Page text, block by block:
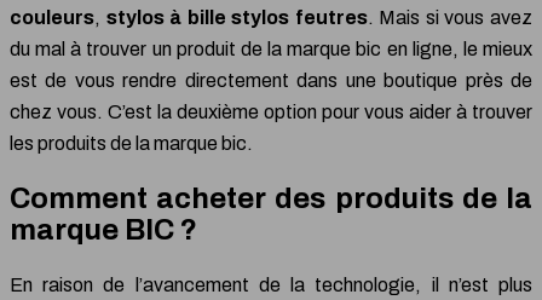
couleurs, stylos à bille stylos feutres. Mais si vous avez
du mal à trouver un produit de la marque bic en ligne, le mieux
est de vous rendre directement dans une boutique près de
chez vous. C’est la deuxième option pour vous aider à trouver
les produits de la marque bic.
Comment acheter des produits de la
marque BIC ?
En raison de l’avancement de la technologie, il n’est plus